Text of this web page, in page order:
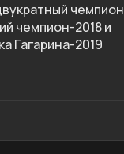
чемпион
чемпион-2018 и
Гагарина-2019